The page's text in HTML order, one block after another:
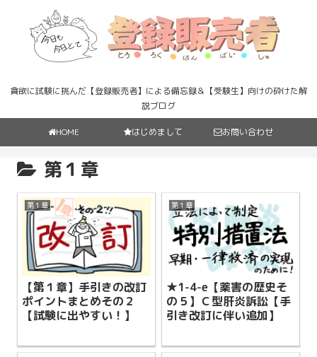
貪欲に試験に挑んだ【登録販売者】による備忘録＆【受験生】向けの砕けた解
説ブログ
HOME はじめまして お問い合わせ
第１章
第１章
【第１章】手引きの改訂
ポイントまとめその２
【試験に出やすい！】
第１章
★1-4-e【薬害の歴史そ
の５】Ｃ型肝炎訴訟【手
引き改訂に伴い追加】